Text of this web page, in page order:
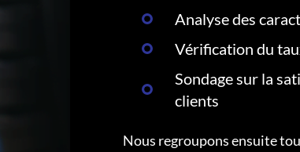
Analyse des
Vérification du
Sondage sur la
clients
Nous regroupons ensuite